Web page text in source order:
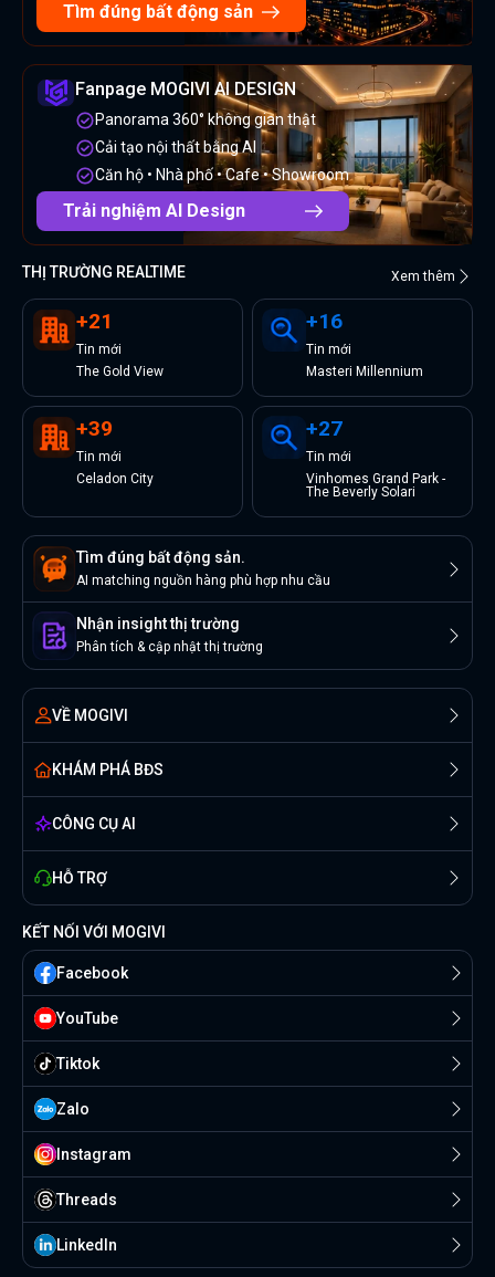
Tìm đúng bất động sản
Fanpage MOGIVI AI DESIGN
Panorama 360° không gian thật
Cải tạo nội thất bằng AI
Căn hộ • Nhà phố • Cafe • Showroom
Trải nghiệm AI Design
THỊ TRƯỜNG REALTIME Xem thêm
+21
Tin mới
The Gold View
+16
Tin mới
Masteri Millennium
+39
Tin mới
Celadon City
+27
Tin mới
Vinhomes Grand Park -
The Beverly Solari
Tìm đúng bất động sản.
AI matching nguồn hàng phù hợp nhu cầu
Nhận insight thị trường
Phân tích & cập nhật thị trường
VỀ MOGIVI
KHÁM PHÁ BĐS
CÔNG CỤ AI
HỖ TRỢ
KẾT NỐI VỚI MOGIVI
Facebook
YouTube
Tiktok
Zalo
Instagram
Threads
Linkedln